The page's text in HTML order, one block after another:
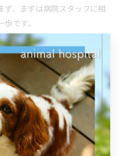
ず、まずは病院スタッフに相
です。
計管理を強化しよう
術費、ワクチン接種の料金は
費用比較を行うことが家計管
特にさいたま市岩槻区や大宮
系やサービス内容に差がある
せん。
けでなく、診療内容やアフタ